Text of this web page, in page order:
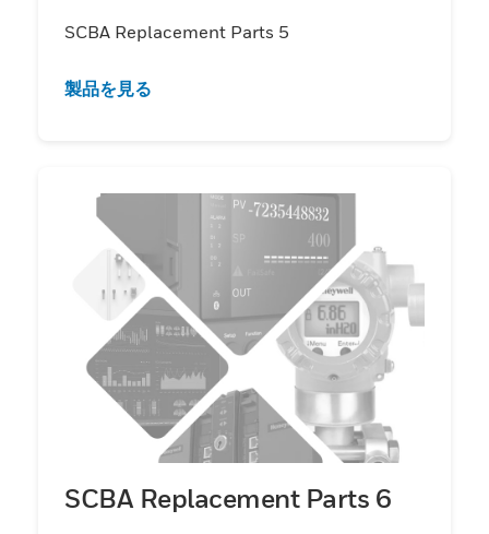
SCBA Replacement Parts 5
製品を見る
SCBA Replacement Parts 6